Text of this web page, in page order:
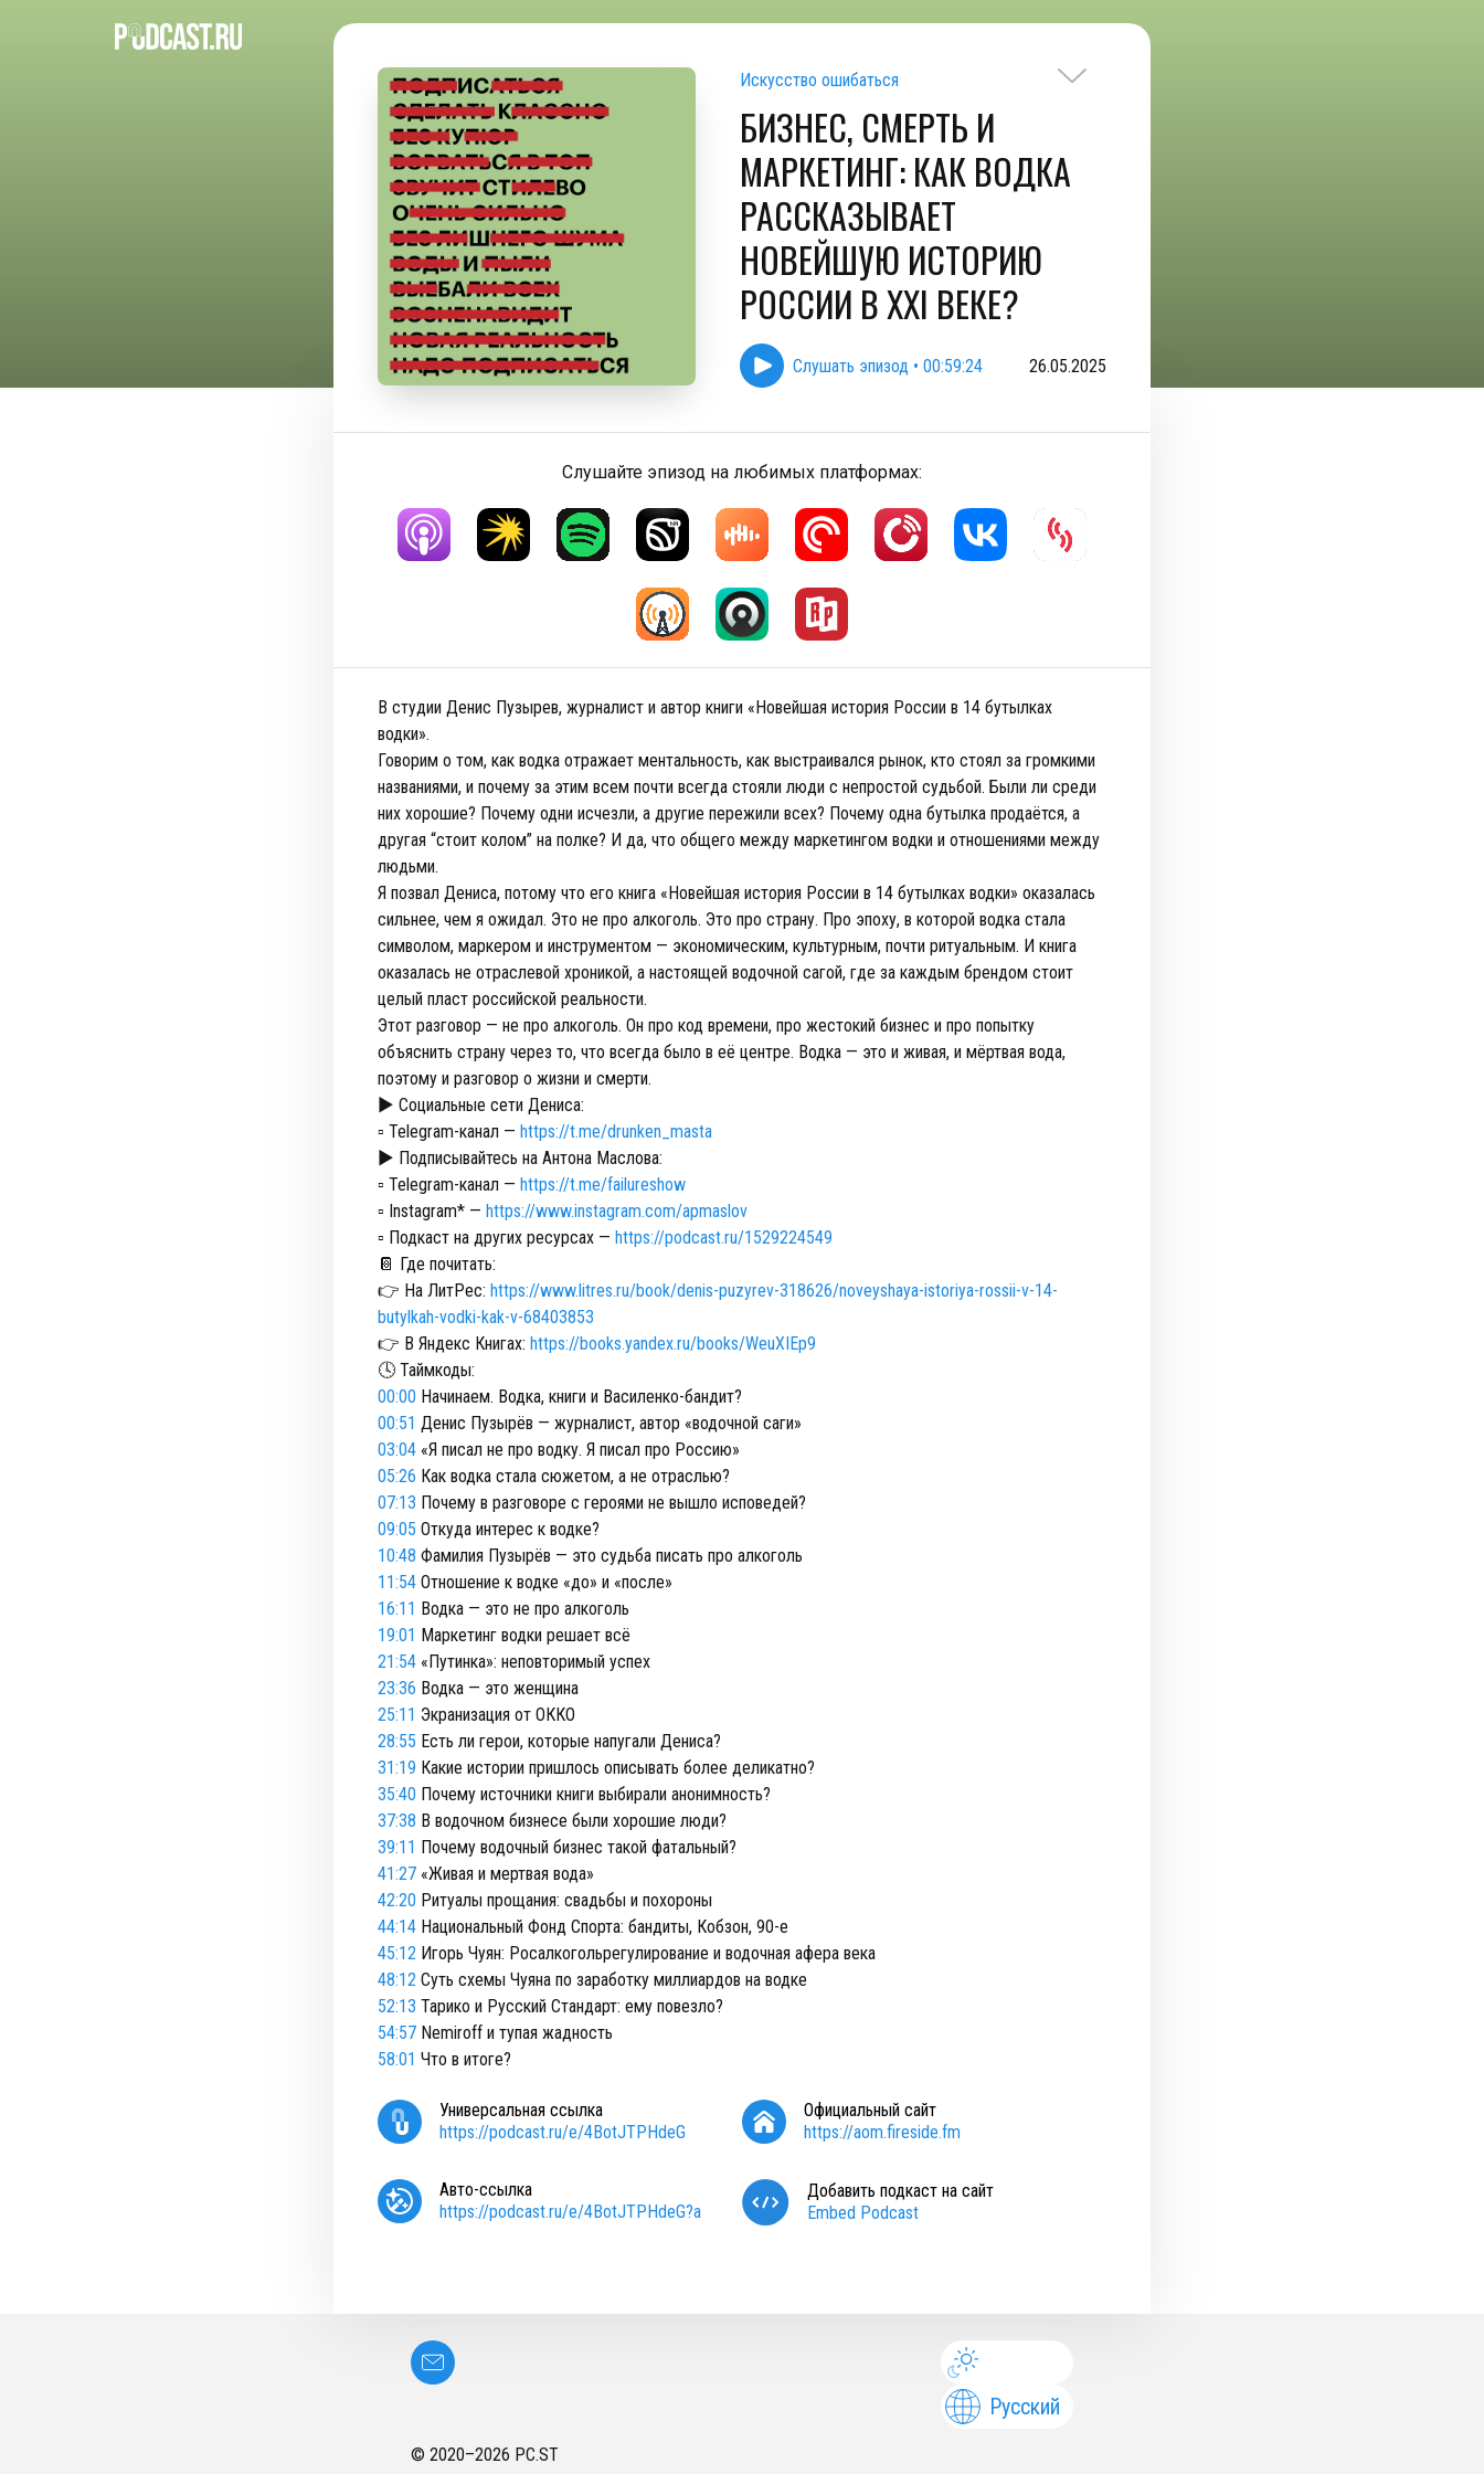
Искусство ошибаться
БИЗНЕС, СМЕРТЬ И
МАРКЕТИНГ: КАК ВОДКА
РАССКАЗЫВАЕТ
НОВЕЙШУЮ ИСТОРИЮ
РОССИИ В XXI ВЕКЕ?
Слушать эпизод • 00:59:24 26.05.2025
Слушайте эпизод на любимых платформах:
В студии Денис Пузырев, журналист и автор книги «Новейшая история России в 14 бутылках
водки».
Говорим о том, как водка отражает ментальность, как выстраивался рынок, кто стоял за громкими
названиями, и почему за этим всем почти всегда стояли люди с непростой судьбой. Были ли среди
них хорошие? Почему одни исчезли, а другие пережили всех? Почему одна бутылка продаётся, а
другая “стоит колом” на полке? И да, что общего между маркетингом водки и отношениями между
людьми.
Я позвал Дениса, потому что его книга «Новейшая история России в 14 бутылках водки» оказалась
сильнее, чем я ожидал. Это не про алкоголь. Это про страну. Про эпоху, в которой водка стала
символом, маркером и инструментом — экономическим, культурным, почти ритуальным. И книга
оказалась не отраслевой хроникой, а настоящей водочной сагой, где за каждым брендом стоит
целый пласт российской реальности.
Этот разговор — не про алкоголь. Он про код времени, про жестокий бизнес и про попытку
объяснить страну через то, что всегда было в её центре. Водка — это и живая, и мёртвая вода,
поэтому и разговор о жизни и смерти.
► Социальные сети Дениса:
▫️ Telegram-канал — https://t.me/drunken_masta
► Подписывайтесь на Антона Маслова:
▫️ Telegram-канал — https://t.me/failureshow
▫️ Instagram* — https://www.instagram.com/apmaslov
▫️ Подкаст на других ресурсах — https://podcast.ru/1529224549
📔 Где почитать:
👉 На ЛитРес: https://www.litres.ru/book/denis-puzyrev-318626/noveyshaya-istoriya-rossii-v-14-
butylkah-vodki-kak-v-68403853
👉 В Яндекс Книгах: https://books.yandex.ru/books/WeuXIEp9
🕓 Таймкоды:
00:00 Начинаем. Водка, книги и Василенко-бандит?
00:51 Денис Пузырёв — журналист, автор «водочной саги»
03:04 «Я писал не про водку. Я писал про Россию»
05:26 Как водка стала сюжетом, а не отраслью?
07:13 Почему в разговоре с героями не вышло исповедей?
09:05 Откуда интерес к водке?
10:48 Фамилия Пузырёв — это судьба писать про алкоголь
11:54 Отношение к водке «до» и «после»
16:11 Водка — это не про алкоголь
19:01 Маркетинг водки решает всё
21:54 «Путинка»: неповторимый успех
23:36 Водка — это женщина
25:11 Экранизация от ОККО
28:55 Есть ли герои, которые напугали Дениса?
31:19 Какие истории пришлось описывать более деликатно?
35:40 Почему источники книги выбирали анонимность?
37:38 В водочном бизнесе были хорошие люди?
39:11 Почему водочный бизнес такой фатальный?
41:27 «Живая и мертвая вода»
42:20 Ритуалы прощания: свадьбы и похороны
44:14 Национальный Фонд Спорта: бандиты, Кобзон, 90-е
45:12 Игорь Чуян: Росалкогольрегулирование и водочная афера века
48:12 Суть схемы Чуяна по заработку миллиардов на водке
52:13 Тарико и Русский Стандарт: ему повезло?
54:57 Nemiroff и тупая жадность
58:01 Что в итоге?
Универсальная ссылка
https://podcast.ru/e/4BotJTPHdeG
Официальный сайт
https://aom.fireside.fm
Авто-ссылка
https://podcast.ru/e/4BotJTPHdeG?a
Добавить подкаст на сайт
Embed Podcast
Русский
© 2020–2026 PC.ST